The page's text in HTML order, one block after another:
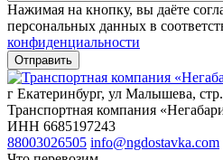
Нажимая на кнопку, вы даёте
персональных данных в
конфиденциальности
г Екатеринбург, ул Малышева,
Транспортная компания
ИНН 6685197243
88003026505 info@ngdostavka.com